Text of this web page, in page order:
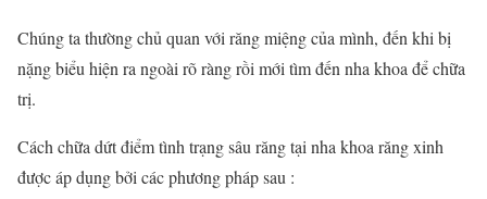
Chúng ta thường chủ quan với răng miệng của mình, đến khi bị
nặng biểu hiện ra ngoài rõ ràng rồi mới tìm đến nha khoa để chữa
trị.
Cách chữa dứt điểm tình trạng sâu răng tại nha khoa răng xinh
được áp dụng bởi các phương pháp sau :